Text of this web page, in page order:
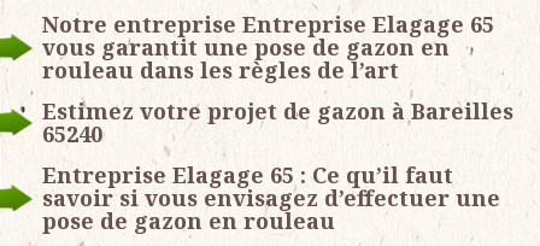
Notre entreprise Entreprise Elagage 65
vous garantit une pose de gazon en
rouleau dans les règles de l’art
Estimez votre projet de gazon à Bareilles
65240
Entreprise Elagage 65 : Ce qu’il faut
savoir si vous envisagez d’effectuer une
pose de gazon en rouleau